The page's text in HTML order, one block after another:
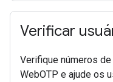
Verificar
Verifique números
WebOTP e ajude os